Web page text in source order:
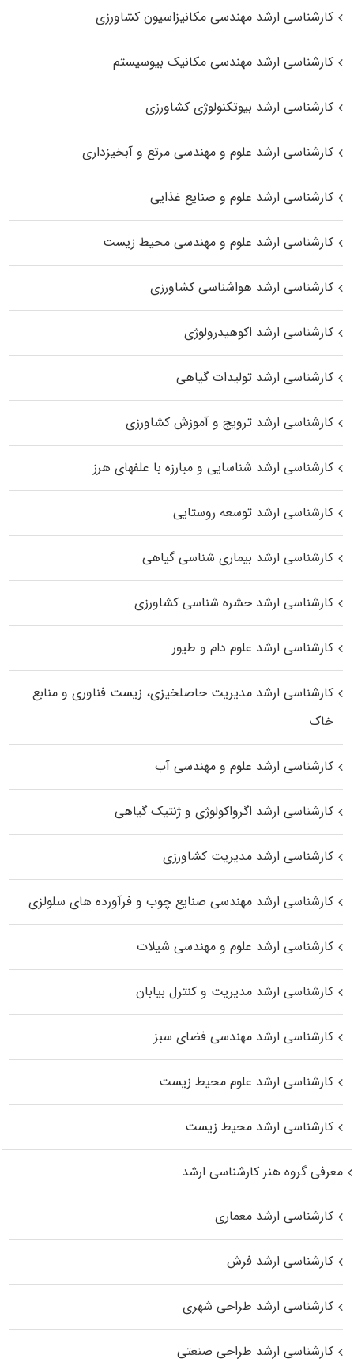
کارشناسی ارشد مهندسی مکانیزاسیون کشاورزی
کارشناسی ارشد مهندسی مکانیک بیوسیستم
کارشناسی ارشد بیوتکنولوژی کشاورزی
کارشناسی ارشد علوم و مهندسی مرتع و آبخیزداری
کارشناسی ارشد علوم و صنایع غذایی
کارشناسی ارشد علوم و مهندسی محیط زیست
کارشناسی ارشد هواشناسی کشاورزی
کارشناسی ارشد اکوهیدرولوژی
کارشناسی ارشد تولیدات گیاهی
کارشناسی ارشد ترویج و آموزش کشاورزی
کارشناسی ارشد شناسایی و مبارزه با علفهای هرز
کارشناسی ارشد توسعه روستایی
کارشناسی ارشد بیماری‌ شناسی گیاهی
کارشناسی ارشد حشره‌ شناسی کشاورزی
کارشناسی ارشد علوم دام و طیور
کارشناسی ارشد مدیریت حاصلخیزی، زیست فناوری و منابع
خاک
کارشناسی ارشد علوم و مهندسی آب
کارشناسی ارشد اگرواکولوژی و ژنتیک گیاهی
کارشناسی ارشد مدیریت کشاورزی
کارشناسی ارشد مهندسی صنایع چوب و فرآورده‌ های سلولزی
کارشناسی ارشد علوم و مهندسی شیلات
کارشناسی ارشد مدیریت و کنترل بیابان
کارشناسی ارشد مهندسی فضای سبز
کارشناسی ارشد علوم محیط‌ زیست
کارشناسی ارشد محیط زیست
معرفی گروه هنر کارشناسی ارشد
کارشناسی ارشد معماری
کارشناسی ارشد فرش
کارشناسی ارشد طراحی شهری
کارشناسی ارشد طراحی صنعتی